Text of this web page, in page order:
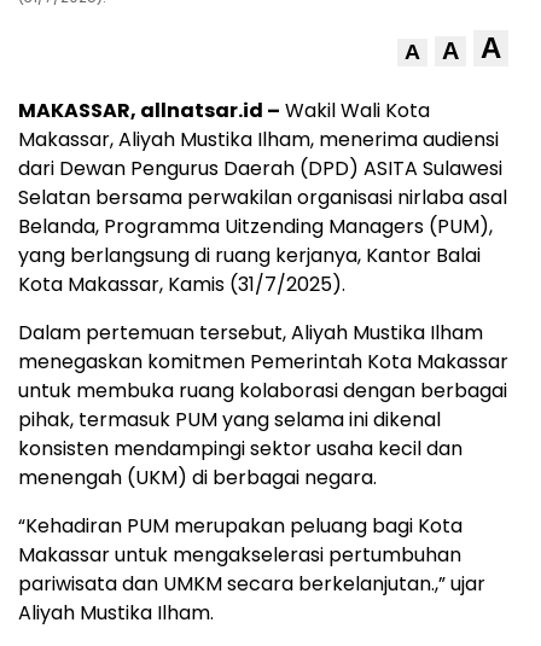
A A A
MAKASSAR, allnatsar.id – Wakil Wali Kota
Makassar, Aliyah Mustika Ilham, menerima audiensi
dari Dewan Pengurus Daerah (DPD) ASITA Sulawesi
Selatan bersama perwakilan organisasi nirlaba asal
Belanda, Programma Uitzending Managers (PUM),
yang berlangsung di ruang kerjanya, Kantor Balai
Kota Makassar, Kamis (31/7/2025).
Dalam pertemuan tersebut, Aliyah Mustika Ilham
menegaskan komitmen Pemerintah Kota Makassar
untuk membuka ruang kolaborasi dengan berbagai
pihak, termasuk PUM yang selama ini dikenal
konsisten mendampingi sektor usaha kecil dan
menengah (UKM) di berbagai negara.
“Kehadiran PUM merupakan peluang bagi Kota
Makassar untuk mengakselerasi pertumbuhan
pariwisata dan UMKM secara berkelanjutan.,” ujar
Aliyah Mustika Ilham.